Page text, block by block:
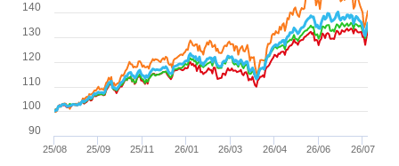
The chart has 1 Y axis displaying 万円. Data ranges from
90
100
110
120
130
140
25/08 25/09 25/11 26/01 26/03 26/04 26/06 26/07